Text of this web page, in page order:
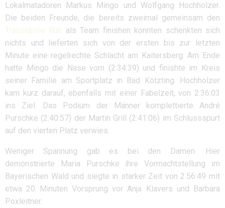
Lokalmatadoren Markus Mingo und Wolfgang Hochholzer.
Die beiden Freunde, die bereits zweimal gemeinsam den
Transalpine Run als Team finishen konnten schenkten sich
nichts und lieferten sich von der ersten bis zur letzten
Minute eine regelrechte Schlacht am Kaitersberg. Am Ende
hatte Mingo die Nase vorn (2:34:39) und finishte im Kreis
seiner Familie am Sportplatz in Bad Kötzting. Hochholzer
kam kurz darauf, ebenfalls mit einer Fabelzeit, von 2:36:03
ins Ziel. Das Podium der Männer komplettierte André
Purschke (2:40:57) der Martin Grill (2:41:06) im Schlussspurt
auf den vierten Platz verwies.
Weniger Spannung gab es bei den Damen. Hier
demonstrierte Maria Purschke ihre Vormachtstellung im
Bayerischen Wald und siegte in starker Zeit von 2:56:49 mit
etwa 20 Minuten Vorsprung vor Anja Klavers und Barbara
Poxleitner.